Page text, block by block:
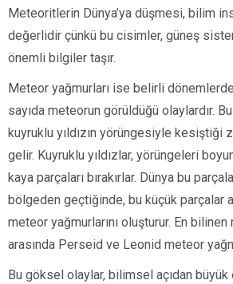
Meteoritlerin Dünya’ya düşmesi, bilim
değerlidir çünkü bu cisimler, güneş
önemli bilgiler taşır.
Meteor yağmurları ise belirli
sayıda meteorun görüldüğü olaylardır. Bu
kuyruklu yıldızın yörüngesiyle kesiştiği
gelir. Kuyruklu yıldızlar, yörüngeleri
kaya parçaları bırakırlar. Dünya bu
bölgeden geçtiğinde, bu küçük parçalar
meteor yağmurlarını oluşturur. En
arasında Perseid ve Leonid meteor
Bu göksel olaylar, bilimsel açıdan büyük